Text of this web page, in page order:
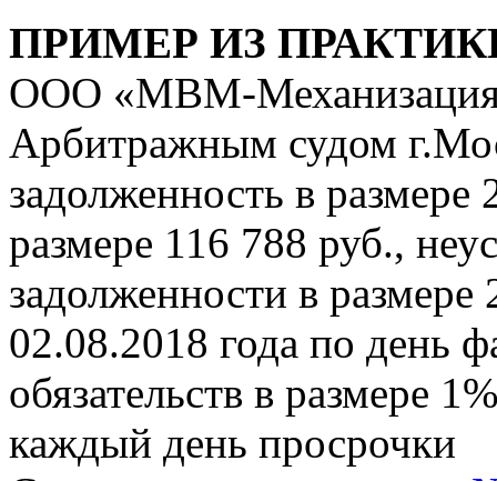
ПРИМЕР ИЗ
ООО «МВМ-
Арбитражным судом
задолженность в размере
размере 116 788 руб.,
задолженности в
02.08.2018 года по день
обязательств в размере
каждый день просрочки